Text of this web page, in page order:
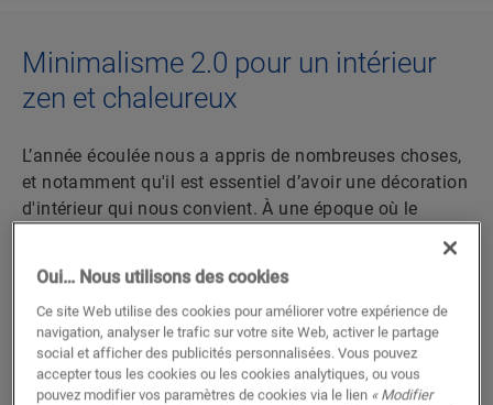
Minimalisme 2.0 pour un intérieur
zen et chaleureux
L’année écoulée nous a appris de nombreuses choses,
et notamment qu'il est essentiel d’avoir une décoration
d'intérieur qui nous convient. À une époque où le
notre intérieur avec de nouveaux yeux. Résultat, le
minimalisme a fait son grand retour, mais cette fois,
pour faire contrepoids avec la distanciation sociale,
nous avons échangé sa traditionnelle froideur contre
une bonne dose de chaleur et de douceur.
Oui… Nous utilisons des cookies
Ce site Web utilise des cookies pour améliorer votre expérience de
navigation, analyser le trafic sur votre site Web, activer le partage
social et afficher des publicités personnalisées. Vous pouvez
accepter tous les cookies ou les cookies analytiques, ou vous
pouvez modifier vos paramètres de cookies via le lien « Modifier